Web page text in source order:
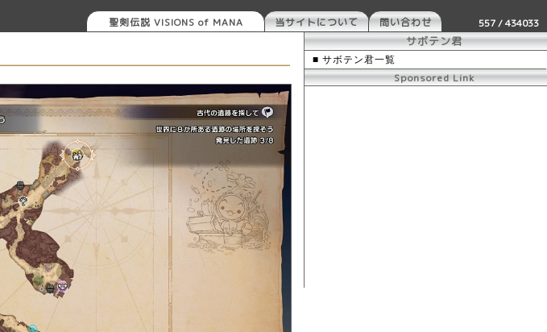
557 / 434033
聖剣伝説 VISIONS of MANA 当サイトについて 問い合わせ
サボテン君
■ サボテン君一覧
Sponsored Link